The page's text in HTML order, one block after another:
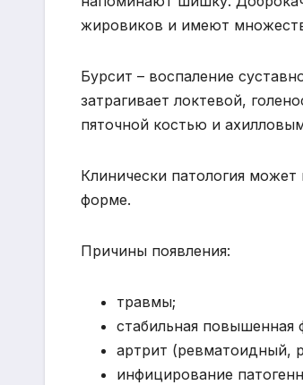
жировиков и имеют
Бурсит – воспаление
затрагивает локтевой,
пяточной костью и
Клинически патология
форме.
Причины появления:
травмы;
стабильная повышенная
артрит (ревматоидный,
инфицирование